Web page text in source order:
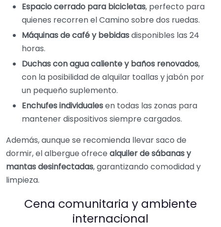
Espacio cerrado para bicicletas, perfecto para
quienes recorren el Camino sobre dos ruedas.
Máquinas de café y bebidasdisponibles las 24
horas.
Duchas con agua caliente y baños renovados,
con la posibilidad de alquilar toallas y jabón por
un pequeño suplemento.
Enchufes individualesen todas las zonas para
mantener dispositivos siempre cargados.
Además, aunque se recomienda llevar saco de
dormir, el albergue ofrece alquiler de sábanas y
mantas desinfectadas, garantizando comodidad y
limpieza.
Cena comunitaria y ambiente
internacional